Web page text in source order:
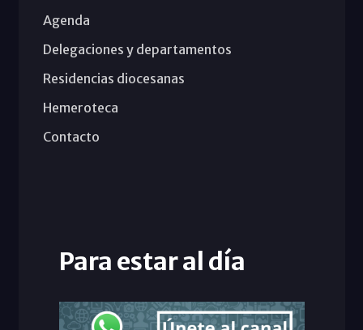
Agenda
Delegaciones y departamentos
Residencias diocesanas
Hemeroteca
Contacto
Para estar al día